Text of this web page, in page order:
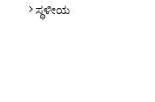
ಸ್ಥಳೀಯ